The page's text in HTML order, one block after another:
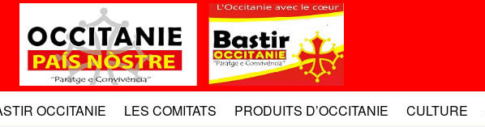
OCCITANIE LES COMITATS PRODUITS D’OCCITANIE CULTURE